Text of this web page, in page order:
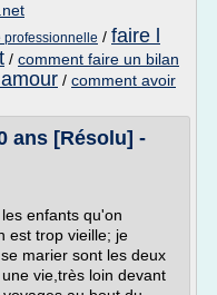
professionnelle / faire l
/ comment faire un bilan
/ comment avoir
ans [Résolu] -
enfants qu'on
est trop vieille; je
marier sont les deux
vie,très loin devant